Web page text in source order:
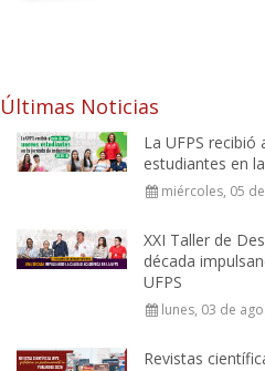
Últimas Noticias
La UFPS recibió
estudiantes en
miércoles, 05
XXI Taller de
década
UFPS
lunes, 03 de
Revistas